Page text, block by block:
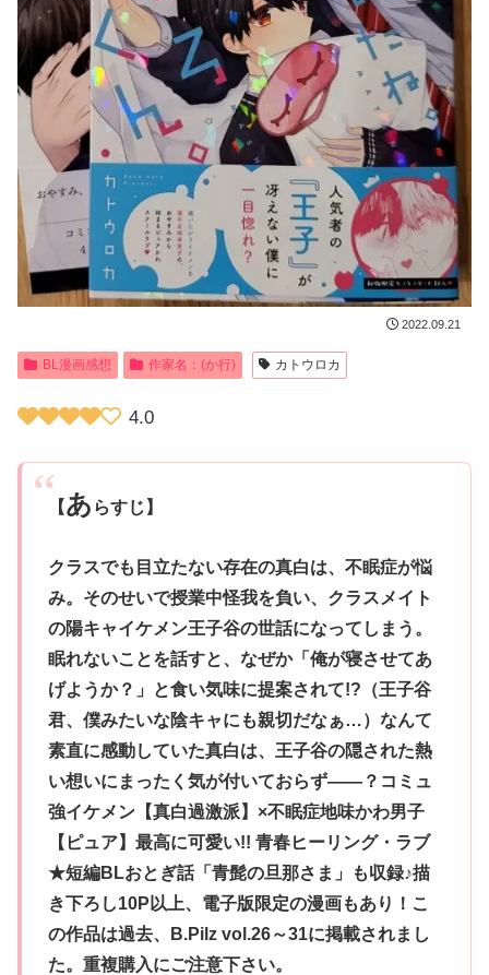
2022.09.21
BL漫画感想 作家名：(か行) カトウロカ
4.0
【あ らすじ】
クラスでも目立たない存在の真白は、不眠症が悩
み。そのせいで授業中怪我を負い、クラスメイト
の陽キャイケメン王子谷の世話になってしまう。
眠れないことを話すと、なぜか「俺が寝させてあ
げようか？」と食い気味に提案されて!?（王子谷
君、僕みたいな陰キャにも親切だなぁ…）なんて
素直に感動していた真白は、王子谷の隠された熱
い想いにまったく気が付いておらず――？コミュ
強イケメン【真白過激派】×不眠症地味かわ男子
【ピュア】最高に可愛い!! 青春ヒーリング・ラブ
★短編BLおとぎ話「青髭の旦那さま」も収録♪描
き下ろし10P以上、電子版限定の漫画もあり！こ
の作品は過去、B.Pilz vol.26～31に掲載されまし
た。重複購入にご注意下さい。